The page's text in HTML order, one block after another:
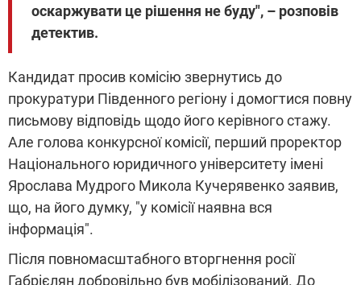
оскаржувати це рішення не буду", – розповів
детектив.
Кандидат просив комісію звернутись до
прокуратури Південного регіону і домогтися повну
письмову відповідь щодо його керівного стажу.
Але голова конкурсної комісії, перший проректор
Національного юридичного університету імені
Ярослава Мудрого Микола Кучерявенко заявив,
що, на його думку, "у комісії наявна вся
інформація".
Після повномасштабного вторгнення росії
Габрієлян добровільно був мобілізований. До